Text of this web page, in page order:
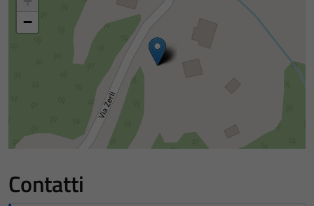
−
Contatti